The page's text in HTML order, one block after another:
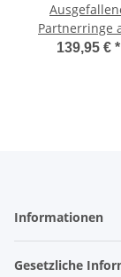
Partnerringe
Edelstahl mit
139,95 € *
Informationen
Gesetzliche